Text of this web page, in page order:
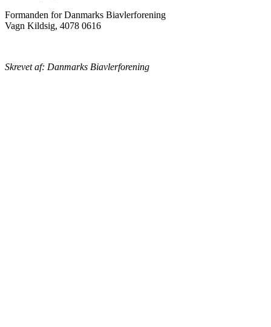
Formanden for Danmarks Biavlerforening
Vagn Kildsig, 4078 0616
Skrevet af: Danmarks Biavlerforening